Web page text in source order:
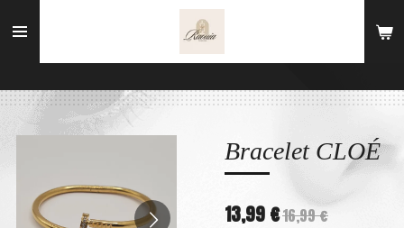
au
Bracelet CLOÉ
13,99 €16,99 €